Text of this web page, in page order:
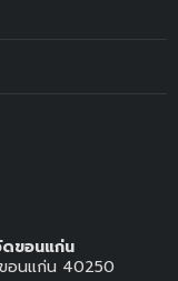
ขอนแก่น
อนแก่น 40250